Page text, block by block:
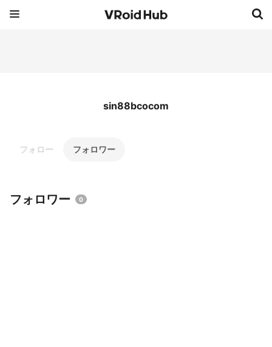
sin88bcocom
フォロー フォロワー
フォロワー 0